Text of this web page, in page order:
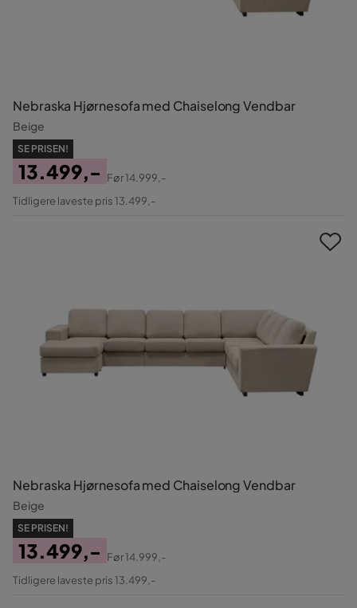
Nebraska Hjørnesofa med Chaiselong Vendbar
Beige
SE PRISEN!
Pris
13.499,-
Original
Før14.999,-
Tidligere laveste pris 13.499,-
Nebraska Hjørnesofa med Chaiselong Vendbar
Beige
SE PRISEN!
Pris
13.499,-
Original
Før14.999,-
Tidligere laveste pris 13.499,-